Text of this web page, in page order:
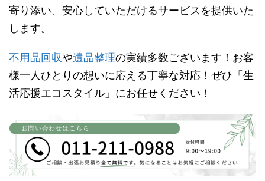
寄り添い、安心していただけるサービスを提供いた
します。
不用品回収や遺品整理の実績多数ございます！お客
様一人ひとりの想いに応える丁寧な対応！ぜひ「生
活応援エコスタイル」にお任せください！